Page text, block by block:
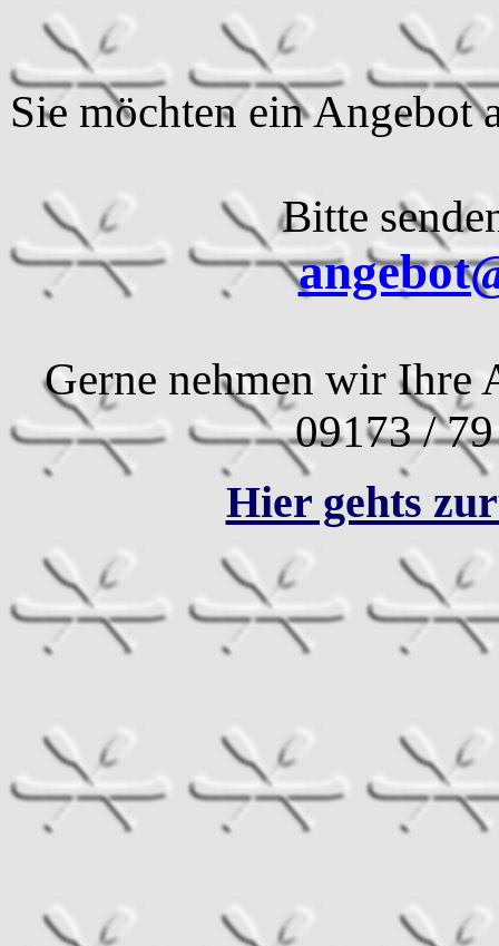
Sie möchten ein Angebot
Bitte
Gerne nehmen wir Ihre
09173 /
Hier gehts